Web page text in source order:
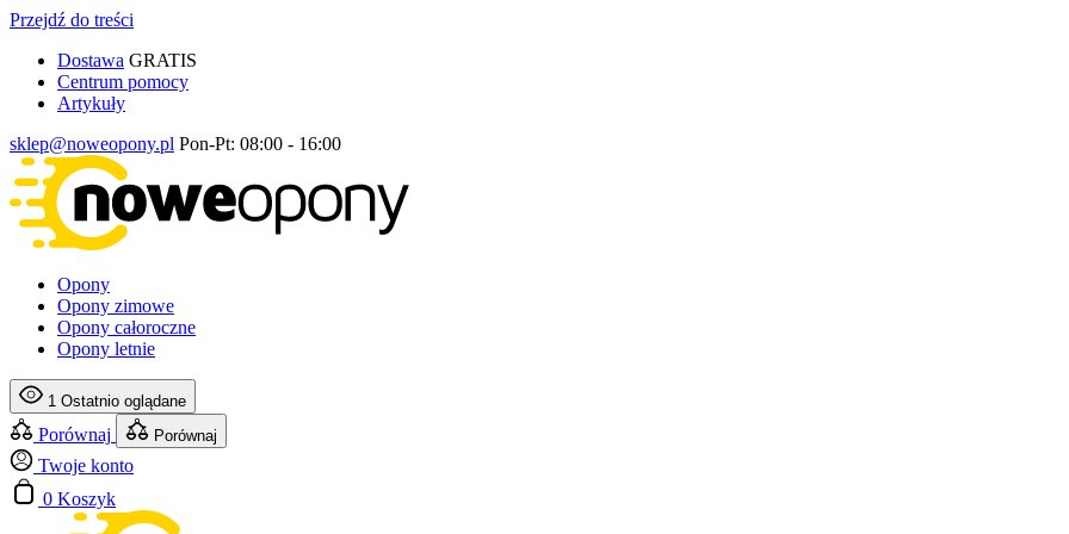
Przejdź do treści
Dostawa GRATIS
Centrum pomocy
Artykuły
sklep@noweopony.pl Pon-Pt: 08:00 - 16:00
Opony
Opony zimowe
Opony całoroczne
Opony letnie
1 Ostatnio oglądane
Porównaj Porównaj
Twoje konto
0 Koszyk